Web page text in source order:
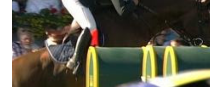
NOVEL -PHILIPPAERTS 3 triple 1 LATE NIGHT -LEVY 2 K
CLUB LADY -O’CONNOR 3 QUICK STUDY - HOUGH 4
LORENZO -AHLMANN 5 L’ESPOIR -GULLIKSEN 6
TOPINAMBOUR -LEPREVOST 7 WISCONSIN 111 -MOYA 8
INTERTOY Z - BRASH 9 HERALD –CORDON 10 SELDANA
DI CAMPALTO -SHARBATLY Vuelta Triunfal... el ganador